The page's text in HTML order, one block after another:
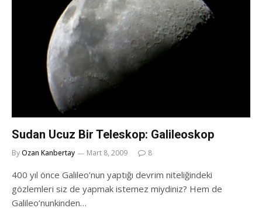
Sudan Ucuz Bir Teleskop: Galileoskop
ByOzan Kanbertay Mart 8, 2009 8
400 yıl önce Galileo’nun yaptığı devrim niteliğindeki
gözlemleri siz de yapmak istemez miydiniz? Hem de
Galileo’nunkinden…